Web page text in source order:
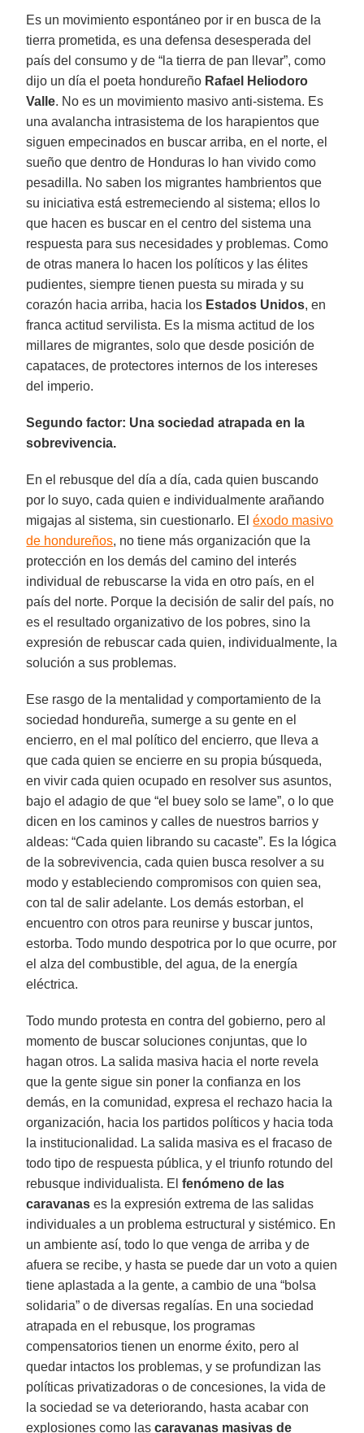
Es un movimiento espontáneo por ir en busca de la
tierra prometida, es una defensa desesperada del
país del consumo y de “la tierra de pan llevar”, como
dijo un día el poeta hondureño Rafael Heliodoro
Valle. No es un movimiento masivo anti-sistema. Es
una avalancha intrasistema de los harapientos que
siguen empecinados en buscar arriba, en el norte, el
sueño que dentro de Honduras lo han vivido como
pesadilla. No saben los migrantes hambrientos que
su iniciativa está estremeciendo al sistema; ellos lo
que hacen es buscar en el centro del sistema una
respuesta para sus necesidades y problemas. Como
de otras manera lo hacen los políticos y las élites
pudientes, siempre tienen puesta su mirada y su
corazón hacia arriba, hacia los Estados Unidos, en
franca actitud servilista. Es la misma actitud de los
millares de migrantes, solo que desde posición de
capataces, de protectores internos de los intereses
del imperio.
Segundo factor: Una sociedad atrapada en la
sobrevivencia.
En el rebusque del día a día, cada quien buscando
por lo suyo, cada quien e individualmente arañando
migajas al sistema, sin cuestionarlo. Eléxodo masivo
de hondureños, no tiene más organización que la
protección en los demás del camino del interés
individual de rebuscarse la vida en otro país, en el
país del norte. Porque la decisión de salir del país, no
es el resultado organizativo de los pobres, sino la
expresión de rebuscar cada quien, individualmente, la
solución a sus problemas.
Ese rasgo de la mentalidad y comportamiento de la
sociedad hondureña, sumerge a su gente en el
encierro, en el mal político del encierro, que lleva a
que cada quien se encierre en su propia búsqueda,
en vivir cada quien ocupado en resolver sus asuntos,
bajo el adagio de que “el buey solo se lame”, o lo que
dicen en los caminos y calles de nuestros barrios y
aldeas: “Cada quien librando su cacaste”. Es la lógica
de la sobrevivencia, cada quien busca resolver a su
modo y estableciendo compromisos con quien sea,
con tal de salir adelante. Los demás estorban, el
encuentro con otros para reunirse y buscar juntos,
estorba. Todo mundo despotrica por lo que ocurre, por
el alza del combustible, del agua, de la energía
eléctrica.
Todo mundo protesta en contra del gobierno, pero al
momento de buscar soluciones conjuntas, que lo
hagan otros. La salida masiva hacia el norte revela
que la gente sigue sin poner la confianza en los
demás, en la comunidad, expresa el rechazo hacia la
organización, hacia los partidos políticos y hacia toda
la institucionalidad. La salida masiva es el fracaso de
todo tipo de respuesta pública, y el triunfo rotundo del
rebusque individualista. El fenómeno de las
caravanas es la expresión extrema de las salidas
individuales a un problema estructural y sistémico. En
un ambiente así, todo lo que venga de arriba y de
afuera se recibe, y hasta se puede dar un voto a quien
tiene aplastada a la gente, a cambio de una “bolsa
solidaria” o de diversas regalías. En una sociedad
atrapada en el rebusque, los programas
compensatorios tienen un enorme éxito, pero al
quedar intactos los problemas, y se profundizan las
políticas privatizadoras o de concesiones, la vida de
la sociedad se va deteriorando, hasta acabar con
explosiones como lascaravanas masivas de